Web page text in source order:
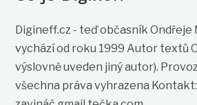
Digineff.cz - teď občasník Ondřeje
vychází od roku 1999 Autor textů
výslovně uveden jiný autor).
všechna práva vyhrazena